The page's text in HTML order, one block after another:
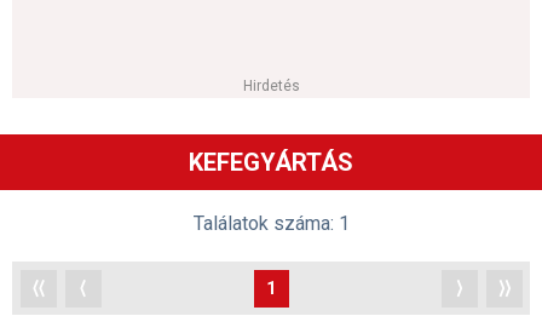
Hirdetés
KEFEGYÁRTÁS
Találatok száma: 1
⟨⟨ ⟨ 1 ⟩ ⟩⟩